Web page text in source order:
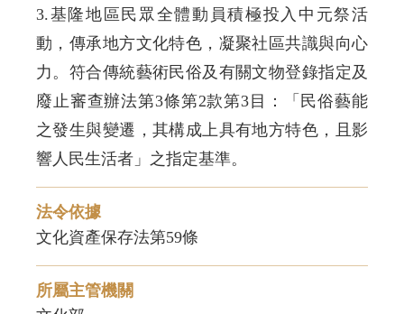
3.基隆地區民眾全體動員積極投入中元祭活
動，傳承地方文化特色，凝聚社區共識與向心
力。符合傳統藝術民俗及有關文物登錄指定及
廢止審查辦法第3條第2款第3目：「民俗藝能
之發生與變遷，其構成上具有地方特色，且影
響人民生活者」之指定基準。
法令依據
文化資產保存法第59條
所屬主管機關